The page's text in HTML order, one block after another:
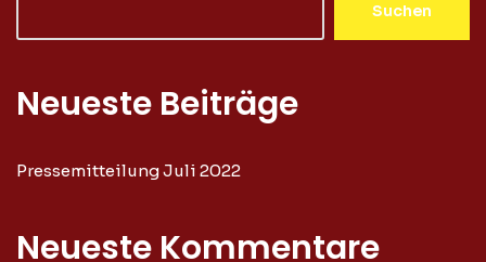
Suchen
Neueste Beiträge
Pressemitteilung Juli 2022
Neueste Kommentare